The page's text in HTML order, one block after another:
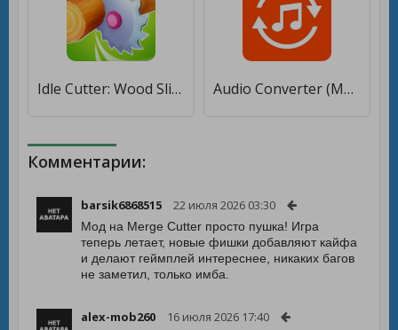
Idle Cutter: Wood Slice [Бесплатные покупки] Audio Converter (MP3, AAC, WMA, OPUS) - MP3 Cutter [Без рекламы]
Комментарии:
barsik6868515 22 июля 2026 03:30
Мод на Merge Cutter просто пушка! Игра
теперь летает, новые фишки добавляют кайфа
и делают геймплей интереснее, никаких багов
не заметил, только имба.
alex-mob260 16 июля 2026 17:40